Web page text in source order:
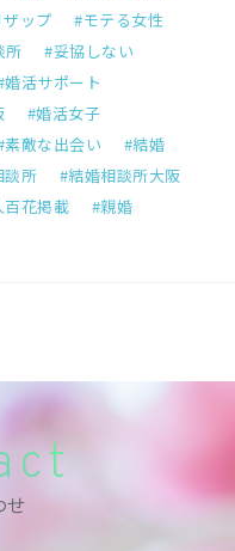
ップ
モテる女性
所
妥協しない
婚活サポート
婚活女子
素敵な出会い
結婚
談所
結婚相談所大阪
百花掲載 親婚
せ